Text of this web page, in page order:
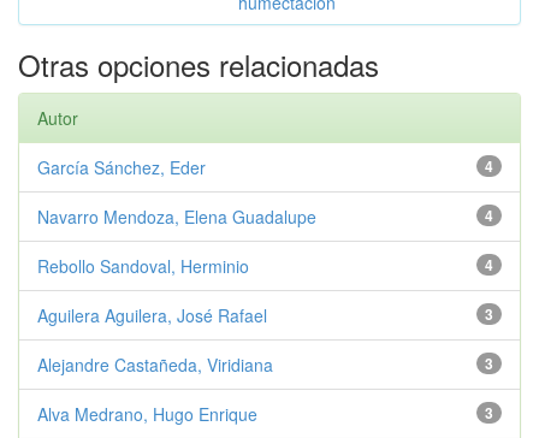
Otras opciones relacionadas
Autor
4
García Sánchez, Eder
4
Navarro Mendoza, Elena Guadalupe
4
Rebollo Sandoval, Herminio
3
Aguilera Aguilera, José Rafael
3
Alejandre Castañeda, Viridiana
3
Alva Medrano, Hugo Enrique